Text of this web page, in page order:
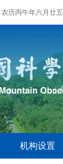
历丙午年六月廿五
机构设置